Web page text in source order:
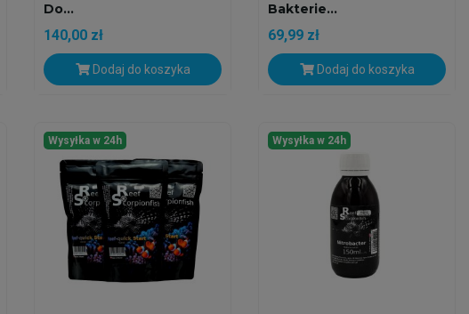
Do...
140,00 zł
Dodaj do koszyka
Bakterie...
69,99 zł
Dodaj do koszyka
Wysyłka w 24h Wysyłka w 24h